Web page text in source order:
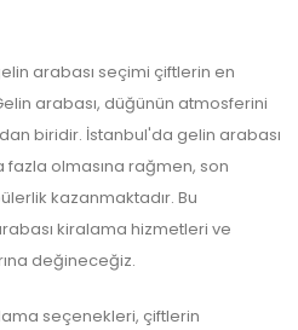
arabası seçimi çiftlerin en
arabası, düğünün atmosferini
biridir. İstanbul'da gelin arabası
olmasına rağmen, son
kazanmaktadır. Bu
kiralama hizmetleri ve
değineceğiz.
seçenekleri, çiftlerin